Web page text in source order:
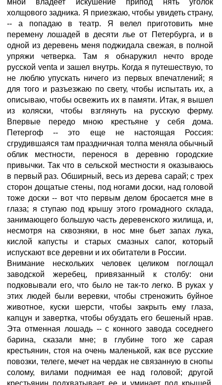
мной владеет искушение припод нять уголок
холщового задника. Я приезжаю, чтобы увидеть страну,
-- а попадаю в театр. Я велел приготовить мне
перемену лошадей в десяти лье от Петербурга, и в
одной из деревень меня поджидала свежая, в полной
упряжи четверка. Там я обнаружил нечто вроде
русской venta и зашел внутрь. Когда я путешествую, то
не люблю упускать ничего из первых впечатлений; я
для того и разъезжаю по свету, чтобы испытать их, а
описываю, чтобы освежить их в памяти. Итак, я вышел
из коляски, чтобы взглянуть на русскую ферму.
Впервые передо мною крестьяне у себя дома.
Петергоф -- это еще не настоящая Россия:
сгрудившаяся там праздничная толпа меняла обычный
облик местности, перенося в деревню городские
привычки. Так что в сельской местности я оказываюсь
в первый раз. Обширный, весь из дерева сарай; с трех
сторон дощатые стены, под ногами доски, над головой
тоже доски -- вот что первым делом бросается мне в
глаза; я ступаю под крышу этого громадного склада,
занимающего большую часть деревенского жилища, и,
несмотря на сквозняки, в нос мне бьет запах лука,
кислой капусты и старых смазных сапог, который
испускают все деревни и их обитатели в России.
Внимание нескольких человек целиком поглощал
заводской жеребец, привязанный к столбу: они
подковывали его, что было не так-то легко. В руках у
этих людей были веревки, чтобы стреножить буйное
животное, куски шерсти, чтобы закрыть ему глаза,
капцун и завертка, чтобы обуздать его бешеный нрав.
Эта отменная лошадь -- с конного завода соседнего
барина, сказали мне; в глубине того же сарая
крестьянин, стоя на очень маленькой, как все русские
повозки, телеге, мечет на чердак не связанную в снопы
солому, вилами поднимая ее над головой; другой
крестьянин подхватывает ее и уминает под крышей.